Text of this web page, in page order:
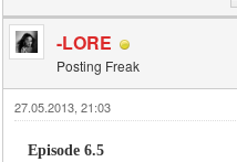
-LORE
Posting Freak
27.05.2013, 21:03
Episode 6.5